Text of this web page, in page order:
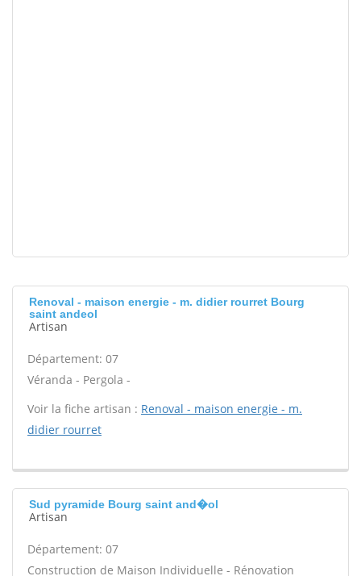
Renoval - maison energie - m. didier rourret Bourg
saint andeol
Artisan
Département: 07
Véranda - Pergola -
Voir la fiche artisan : Renoval - maison energie - m.
didier rourret
Sud pyramide Bourg saint and�ol
Artisan
Département: 07
Construction de Maison Individuelle - Rénovation